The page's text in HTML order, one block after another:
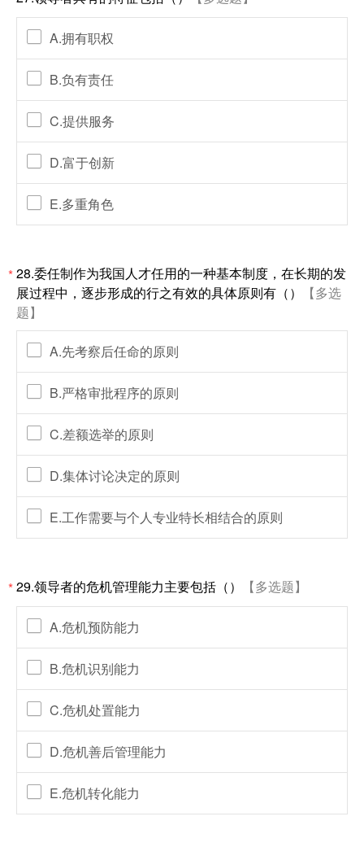
A.拥有职权
B.负有责任
C.提供服务
D.富于创新
E.多重角色
*28.委任制作为我国人才任用的一种基本制度，在长期的发
展过程中，逐步形成的行之有效的具体原则有（）
【多选
题】
A.先考察后任命的原则
B.严格审批程序的原则
C.差额选举的原则
D.集体讨论决定的原则
E.工作需要与个人专业特长相结合的原则
*29.领导者的危机管理能力主要包括（） 【多选题】
A.危机预防能力
B.危机识别能力
C.危机处置能力
D.危机善后管理能力
E.危机转化能力